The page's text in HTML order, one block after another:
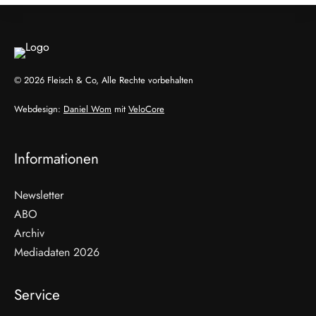
© 2026 Fleisch & Co, Alle Rechte vorbehalten
Webdesign: Daniel Wom mit VeloCore
Informationen
Newsletter
ABO
Archiv
Mediadaten 2026
Service